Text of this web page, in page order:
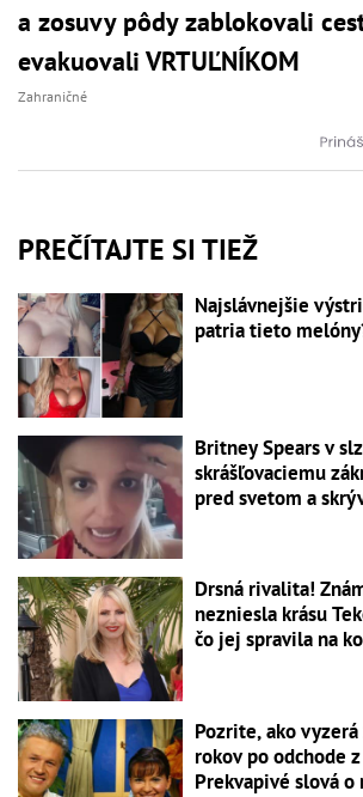
a zosuvy pôdy zablokovali
evakuovali VRTUĽNÍKOM
Zahraničné
PREČÍTAJTE SI TIEŽ
Najslávnejšie
patria tieto
Britney Spears v
skrášľovaciemu
pred svetom a
Drsná rivalita!
nezniesla krásu
čo jej spravila na
Pozrite, ako
rokov po odchode
Prekvapivé slová o